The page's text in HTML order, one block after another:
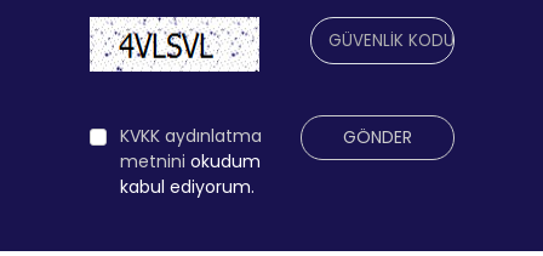
KVKK aydınlatma
metnini okudum
kabul ediyorum.
GÖNDER